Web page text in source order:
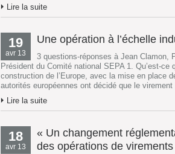
Lire la suite
19
avr 13
Une opération à l’échelle
3 questions-réponses à Jean Clamon,
Président du Comité national SEPA 1. Qu’est-
construction de l’Europe, avec la mise en place
autorités européennes ont décidé que le virement
Lire la suite
18
avr 13
« Un changement
des opérations de